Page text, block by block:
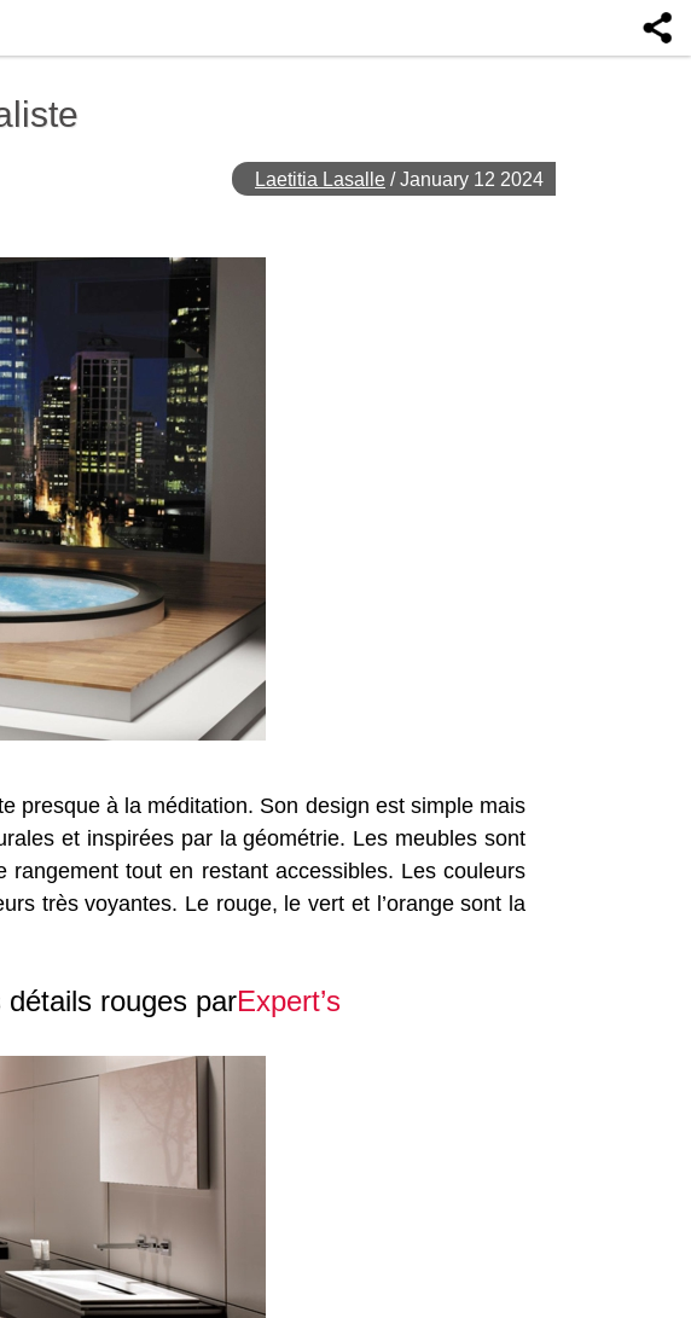
Laetitia Lasalle /January 12 2024
presque à la méditation. Son design est simple mais
et inspirées par la géométrie. Les meubles sont
tout en restant accessibles. Les couleurs
très voyantes. Le rouge, le vert et l’orange sont la
rouges parExpert’s